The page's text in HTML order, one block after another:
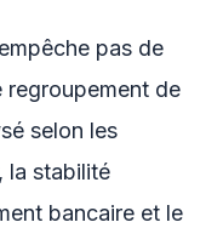
pas de
regroupement de
selon les
la stabilité
bancaire et le